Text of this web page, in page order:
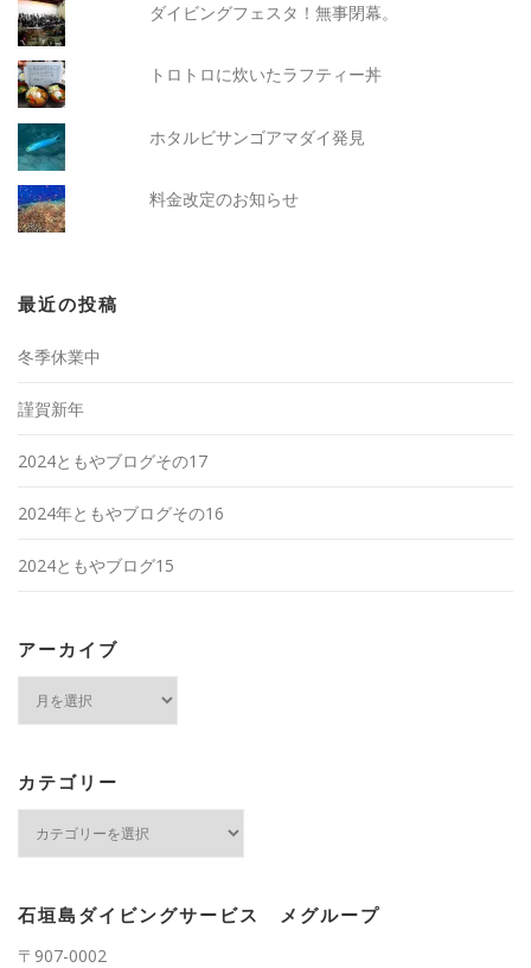
ダイビングフェスタ！無事閉幕。
トロトロに炊いたラフティー丼
ホタルビサンゴアマダイ発見
料金改定のお知らせ
最近の投稿
冬季休業中
謹賀新年
2024ともやブログその17
2024年ともやブログその16
2024ともやブログ15
アーカイブ
ブ
カテゴリー
ー
石垣島ダイビングサービス メグループ
〒907-0002